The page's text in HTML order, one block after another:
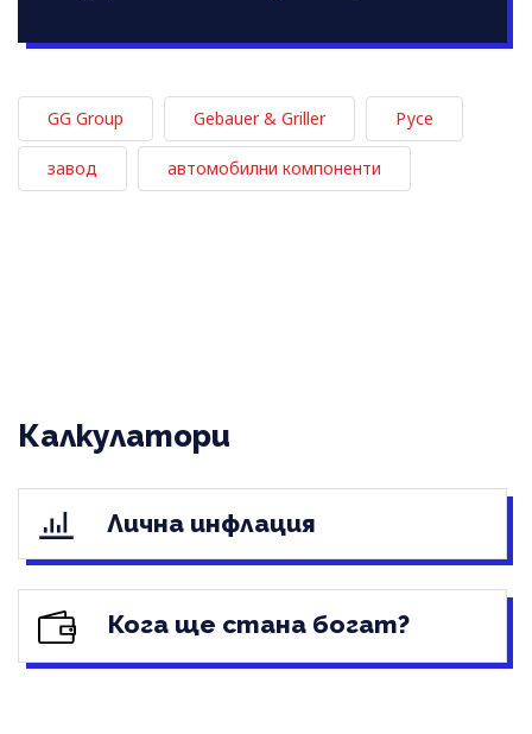
GG Group Gebauer & Griller Русе
завод автомобилни компоненти
Калкулатори
Лична инфлация
Кога ще стана богат?